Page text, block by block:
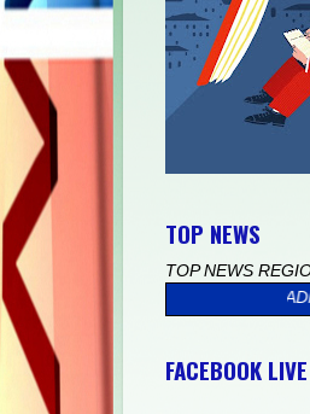
TOP NEWS
TOP NEWS
PADRE" 2026, IL PROGRAMMA
FACEBOOK